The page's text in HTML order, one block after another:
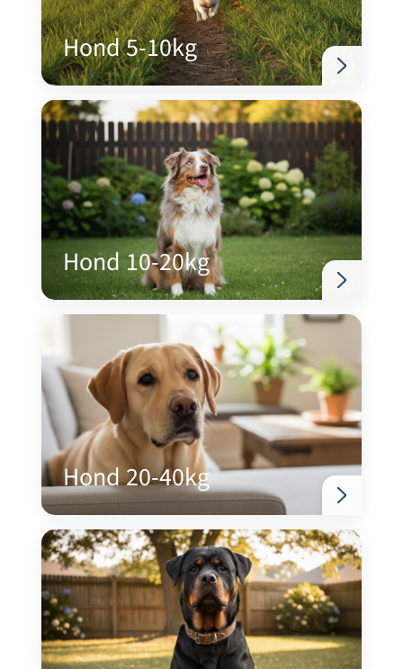
Hond 5-10kg
Hond 10-20kg
Hond 20-40kg